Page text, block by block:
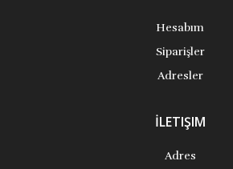
Hesabım
Siparişler
Adresler
İLETIŞIM
Adres